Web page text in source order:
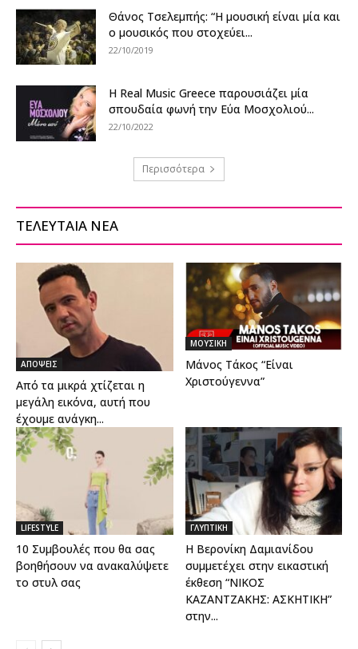
Θάνος Τσελεμπής: “Η μουσική είναι μία και
ο μουσικός που στοχεύει...
22/10/2019
Η Real Music Greece παρουσιάζει μία
σπουδαία φωνή την Εύα Μοσχολιού...
22/10/2022
Περισσότερα
ΤΕΛΕΥΤΑΙΑ ΝΕΑ
ΑΠΟΨΕΙΣ
Από τα μικρά χτίζεται η
μεγάλη εικόνα, αυτή που
έχουμε ανάγκη...
ΜΟΥΣΙΚΗ
Μάνος Τάκος “Είναι
Χριστούγεννα”
LIFESTYLE
10 Συμβουλές που θα σας
βοηθήσουν να ανακαλύψετε
το στυλ σας
ΓΛΥΠΤΙΚΗ
Η Βερονίκη Δαμιανίδου
συμμετέχει στην εικαστική
έκθεση “ΝΙΚΟΣ
ΚΑΖΑΝΤΖΑΚΗΣ: ΑΣΚΗΤΙΚΗ”
στην...